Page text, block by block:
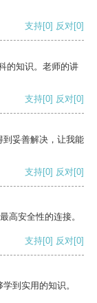
支持[0] 反对[0]
的知识。老师的讲
支持[0] 反对[0]
到妥善解决，让我能
支持[0] 反对[0]
高安全性的连接。
支持[0] 反对[0]
到实用的知识。